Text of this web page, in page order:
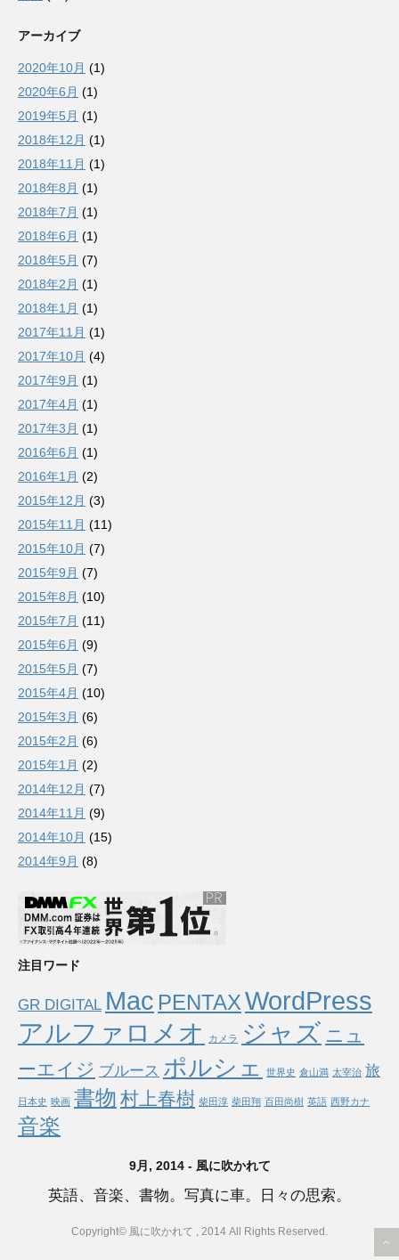
アーカイブ
2020年10月 (1)
2020年6月 (1)
2019年5月 (1)
2018年12月 (1)
2018年11月 (1)
2018年8月 (1)
2018年7月 (1)
2018年6月 (1)
2018年5月 (7)
2018年2月 (1)
2018年1月 (1)
2017年11月 (1)
2017年10月 (4)
2017年9月 (1)
2017年4月 (1)
2017年3月 (1)
2016年6月 (1)
2016年1月 (2)
2015年12月 (3)
2015年11月 (11)
2015年10月 (7)
2015年9月 (7)
2015年8月 (10)
2015年7月 (11)
2015年6月 (9)
2015年5月 (7)
2015年4月 (10)
2015年3月 (6)
2015年2月 (6)
2015年1月 (2)
2014年12月 (7)
2014年11月 (9)
2014年10月 (15)
2014年9月 (8)
注目ワード
GR DIGITAL Mac PENTAXWordPress
アルファロメオ
カメラ ジャズ ニュ
ーエイジ ブルース ポルシェ 世界史 倉山満 太宰治 旅
日本史 映画 書物 村上春樹 柴田淳 柴田翔 百田尚樹 英語 西野カナ
音楽
9月, 2014 - 風に吹かれて
英語、音楽、書物。写真に車。日々の思索。
Copyright© 風に吹かれて , 2014 All Rights Reserved.